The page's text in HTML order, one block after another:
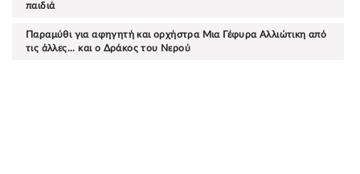
παιδιά
Παραμύθι για αφηγητή και ορχήστρα Μια Γέφυρα Αλλιώτικη από
τις άλλες... και ο Δράκος του Νερού